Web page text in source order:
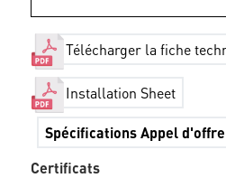
Télécharger la fiche
Installation Sheet
Spécifications Appel d'offre
Certificats